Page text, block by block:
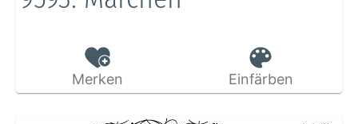
Merken Einfärben